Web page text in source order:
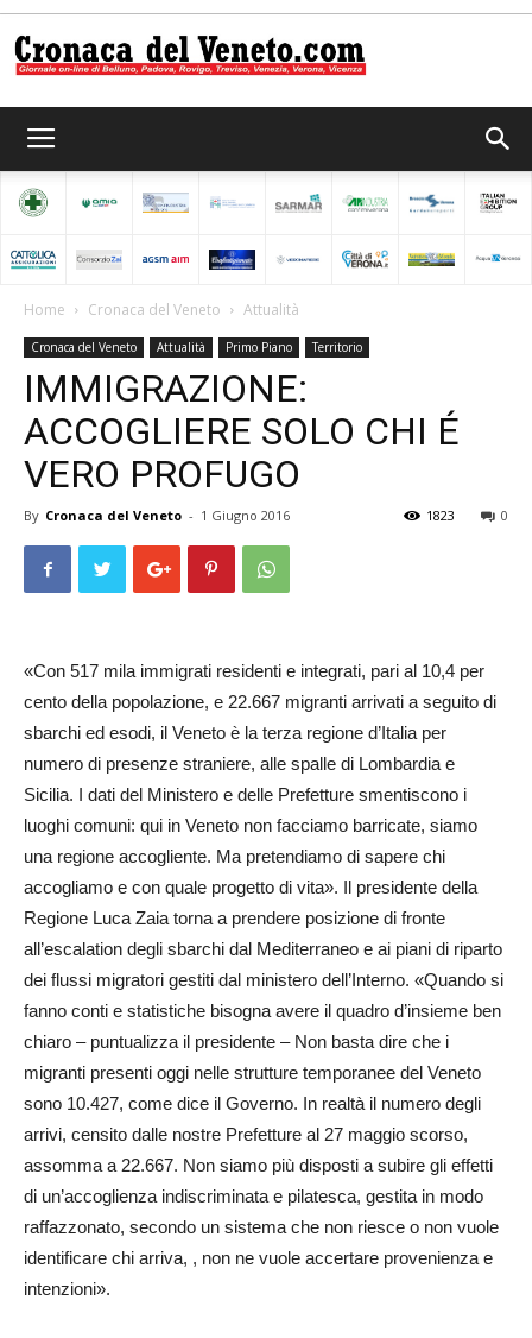
del
Veneto
Home Cronaca del Veneto Attualità
Cronaca del Veneto Attualità Primo Piano Territorio
IMMIGRAZIONE:
ACCOGLIERE SOLO CHI É
VERO PROFUGO
By Cronaca del Veneto - 1 Giugno 2016 0
1823
«Con 517 mila immigrati residenti e integrati, pari al 10,4 per
cento della popolazione, e 22.667 migranti arrivati a seguito di
sbarchi ed esodi, il Veneto è la terza regione d’Italia per
numero di presenze straniere, alle spalle di Lombardia e
Sicilia. I dati del Ministero e delle Prefetture smentiscono i
luoghi comuni: qui in Veneto non facciamo barricate, siamo
una regione accogliente. Ma pretendiamo di sapere chi
accogliamo e con quale progetto di vita». Il presidente della
Regione Luca Zaia torna a prendere posizione di fronte
all’escalation degli sbarchi dal Mediter­raneo e ai piani di riparto
dei flussi migratori gestiti dal ministero dell’Interno. «Quando si
fanno conti e statistiche bisogna avere il quadro d’insieme ben
chiaro – puntualizza il presidente – Non basta dire che i
migranti presenti oggi nelle strutture temporanee del Veneto
sono 10.427, come dice il Governo. In realtà il numero degli
arrivi, censito dalle nostre Prefetture al 27 maggio scorso,
assomma a 22.667. Non siamo più disposti a subire gli effetti
di un’accoglienza indiscriminata e pilatesca, gestita in modo
raffazzonato, secondo un sistema che non riesce o non vuole
identificare chi arriva, , non ne vuole accertare provenienza e
intenzioni».